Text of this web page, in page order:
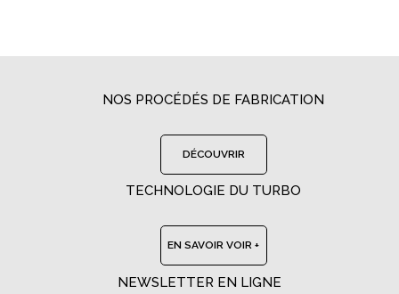
NOS PROCÉDÉS DE FABRICATION
DÉCOUVRIR
TECHNOLOGIE DU TURBO
EN SAVOIR VOIR +
NEWSLETTER EN LIGNE